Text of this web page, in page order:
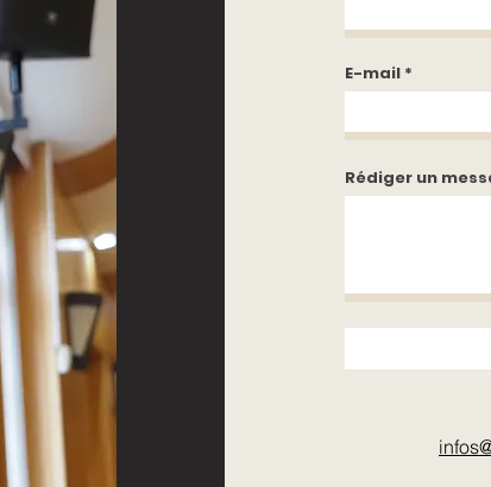
E-mail
Rédiger un
infos